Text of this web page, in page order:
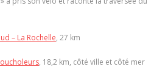
– La Rochelle, 27 km
, 18,2 km, côté ville et côté mer